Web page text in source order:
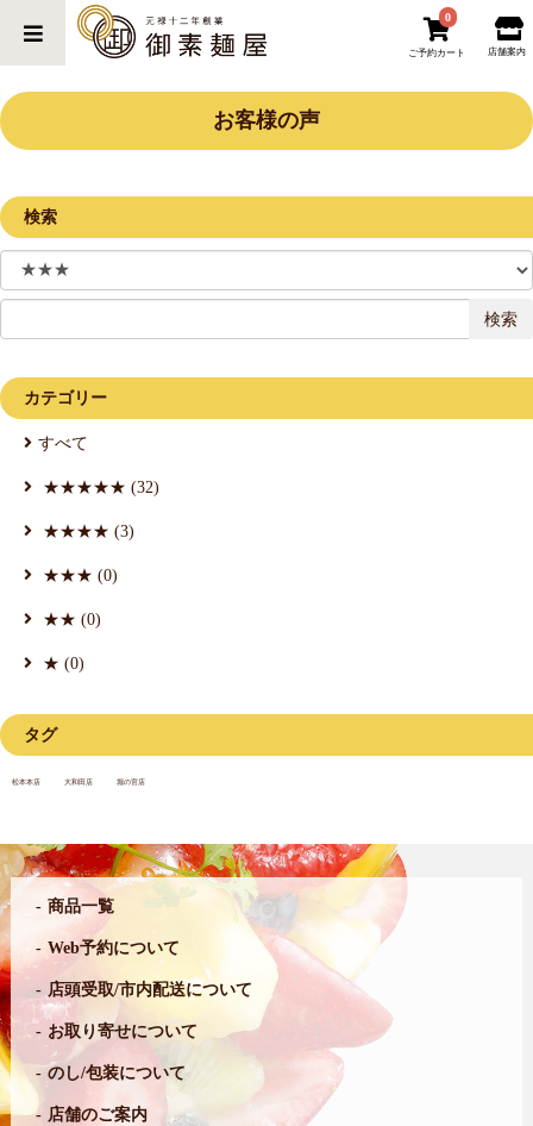
0
ご予約カート 店舗案内
お客様の声
検索
検索
カテゴリー
すべて
★★★★★ (32)
★★★★ (3)
★★★ (0)
★★ (0)
★ (0)
タグ
松本本店 大和田店 堀の宮店
商品一覧
Web予約について
店頭受取/市内配送について
お取り寄せについて
のし/包装について
店舗のご案内